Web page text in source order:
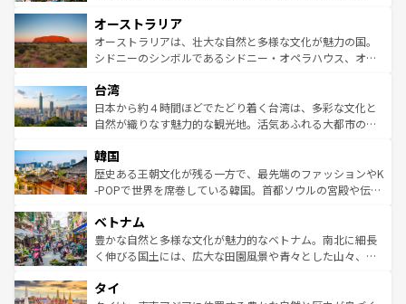
部のニューオーリンズでは、音楽と美食が融合した独特の
文化が魅力。旅行者はアメリカの各地域で異なる魅力を楽
しみながら、その多様性と豊かな歴史を感じることができ
ならではの贅沢な旅のスタイルだ。 なお、新着のアメリカ
情報はコンテンツ一覧を参照してほしい。
ワイ島は見逃せない。また、定番の観光地といえばオアフ
島だが、静かな自然を求めるならマウイ島やカウアイ島が
おすすめ。エメラルドグリーンに輝く海をはじめ、豊かな
れるおもてなしの心で訪れる人々を迎えてくれるハワイの
人々、おいしいローカルフードやハワイアンミュージッ
ク、伝統的なフラダンスなど、すべてがハワイの魅力を彩
ワイを、存分に味わってほしい。 なお、新着のハワイ情報
はコンテンツ一覧を参照してほしい。
オーストラリア
オーストラリアは、壮大な自然と多様な文化が魅力の国。
シドニーのシンボルであるシドニー・オペラハウス、オー
リアリーフや大陸中央部にそびえるウルル（エアーズロッ
ク）、タスマニアの美しい原生林やケアンズの熱帯雨林な
ど、見どころがたくさん。また、カフェやワイン、オージ
いる。アクティビティも充実しており、サーフィンやダイ
ビング、ハイキングなど、アウトドア好きにはたまらな
い。オーストラリアの多彩な魅力を存分に味わいつくそ
参照してほしい。
台湾
日本から約４時間ほどでたどり着く台湾は、多彩な文化と
自然が織りなす魅力的な観光地。活気あふれる大都市の台
ン）、静ひつな山岳地帯である台湾東部など、都市の喧騒
と山間の静けさが共存しており、訪れる人に新しい発見と
驚きをもたらしてくれる。また、奥深い台湾の食文化も魅
容にもいいと評判のスイーツなど、バラエティ豊かな料理
が味わえる。 なお、新着の台湾情報は コンテンツ一覧を参
照してほしい。
韓国
歴史ある王朝文化が残る一方で、最先端のファッションやK
-POPで世界を席巻している韓国。首都ソウルの宮殿や伝統
き、地方に足を延ばせば四季折々の自然美を楽しむことが
できる。そして、キムチや焼肉、絶品のストリートフード
まで、さまざまな韓国料理が待っている。夜には、韓国な
リティに包まれながら、韓国の多彩な魅力を心ゆくまで味
ベトナム
豊かな自然と多様な文化が魅力的なベトナム。南北に細長
く伸びる国土には、広大な田園風景や青々とした山々、世
急速な発展と共に伝統が息づく。ハノイの古い町並みやホ
タイ